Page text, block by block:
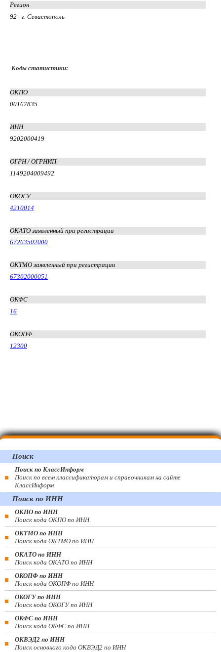
Регион
92 - г. Севастополь
Коды статистики:
ОКПО
00167835
ИНН
9202000419
ОГРН / ОГРНИП
1149204009492
ОКОГУ
4210014
ОКАТО заявленный при регистрации
67263502000
ОКТМО заявленный при регистрации
67302000051
ОКФС
16
ОКОПФ
12300
Поиск
Поиск по КлассИнформ
Поиск по всем классификаторам и справочникам на сайте
КлассИнформ
Поиск по ИНН
ОКПО по ИНН
Поиск кода ОКПО по ИНН
ОКТМО по ИНН
Поиск кода ОКТМО по ИНН
ОКАТО по ИНН
Поиск кода ОКАТО по ИНН
ОКОПФ по ИНН
Поиск кода ОКОПФ по ИНН
ОКОГУ по ИНН
Поиск кода ОКОГУ по ИНН
ОКФС по ИНН
Поиск кода ОКФС по ИНН
ОКВЭД2 по ИНН
Поиск основного кода ОКВЭД2 по ИНН